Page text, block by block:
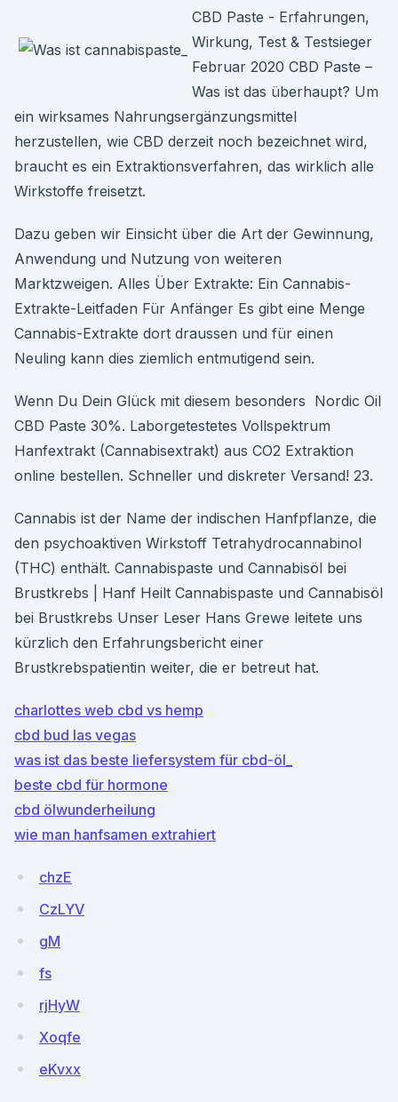
CBD Paste - Erfahrungen,
Wirkung, Test & Testsieger
Februar 2020 CBD Paste –
Was ist das überhaupt? Um
ein wirksames Nahrungsergänzungsmittel
herzustellen, wie CBD derzeit noch bezeichnet wird,
braucht es ein Extraktionsverfahren, das wirklich alle
Wirkstoffe freisetzt.
Dazu geben wir Einsicht über die Art der Gewinnung,
Anwendung und Nutzung von weiteren
Marktzweigen. Alles Über Extrakte: Ein Cannabis-
Extrakte-Leitfaden Für Anfänger Es gibt eine Menge
Cannabis-Extrakte dort draussen und für einen
Neuling kann dies ziemlich entmutigend sein.
Wenn Du Dein Glück mit diesem besonders Nordic Oil
CBD Paste 30%. Laborgetestetes Vollspektrum
Hanfextrakt (Cannabisextrakt) aus CO2 Extraktion
online bestellen. Schneller und diskreter Versand! 23.
Cannabis ist der Name der indischen Hanfpflanze, die
den psychoaktiven Wirkstoff Tetrahydrocannabinol
(THC) enthält. Cannabispaste und Cannabisöl bei
Brustkrebs | Hanf Heilt Cannabispaste und Cannabisöl
bei Brustkrebs Unser Leser Hans Grewe leitete uns
kürzlich den Erfahrungsbericht einer
Brustkrebspatientin weiter, die er betreut hat.
charlottes web cbd vs hemp
cbd bud las vegas
was ist das beste liefersystem für cbd-öl_
beste cbd für hormone
cbd ölwunderheilung
wie man hanfsamen extrahiert
chzE
CzLYV
gM
fs
rjHyW
Xoqfe
eKvxx